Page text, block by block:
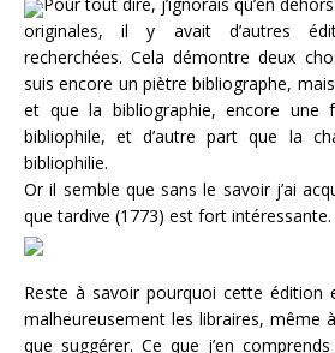
originales, il y avait d’autres
recherchées. Cela démontre deux
suis encore un piètre bibliographe,
et que la bibliographie, encore une
bibliophile, et d’autre part que la
bibliophilie.
Or il semble que sans le savoir j’ai
que tardive (1773) est fort intéressante.
Reste à savoir pourquoi cette édition
malheureusement les libraires, même
que suggérer. Ce que j’en